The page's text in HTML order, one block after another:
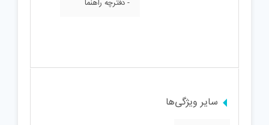
- دفترچه راهنما
سایر ویژگی‌ها